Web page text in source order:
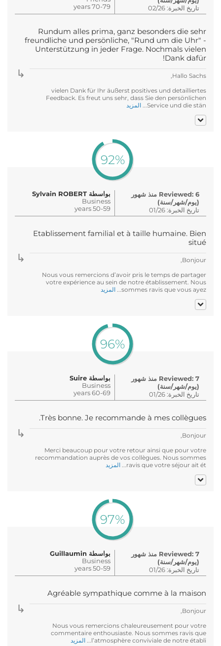
70-79 years
تاريخ الخبرة: 02/26
Rundum alles prima, ganz besonders die sehr
freundliche und persönliche, "Rund um die Uhr" -
Unterstützung in jeder Frage. Nochmals vielen
Dank dafür!
Hallo Sachs,
vielen Dank für Ihr äußerst positives und detailliertes
Feedback. Es freut uns sehr, dass Sie den persönlichen
Service und die stän...
المزيد
92%
بواسطة Sylvain ROBERT
Business
50-59 years
Reviewed: 6 منذ شهور
(يوم/شهر/سنة)
تاريخ الخبرة: 01/26
Etablissement familial et à taille humaine. Bien
situé
Bonjour,
Nous vous remercions d’avoir pris le temps de partager
votre expérience au sein de notre établissement. Nous
sommes ravis que vous ayez...
المزيد
96%
بواسطة Suire
Business
60-69 years
Reviewed: 7 منذ شهور
(يوم/شهر/سنة)
تاريخ الخبرة: 01/26
Très bonne. Je recommande à mes collègues.
Bonjour,
Merci beaucoup pour votre retour ainsi que pour votre
recommandation auprès de vos collègues. Nous sommes
ravis que votre séjour ait ét...
المزيد
97%
بواسطة Guillaumin
Business
50-59 years
Reviewed: 7 منذ شهور
(يوم/شهر/سنة)
تاريخ الخبرة: 01/26
Agréable sympathique comme à la maison
Bonjour,
Nous vous remercions chaleureusement pour votre
commentaire enthousiaste. Nous sommes ravis que
l’atmosphère conviviale de notre établi...
المزيد